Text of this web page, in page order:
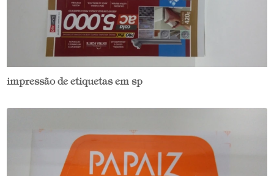
impressão de etiquetas em sp